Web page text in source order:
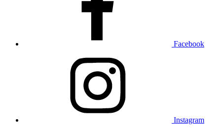
Facebook
Instagram